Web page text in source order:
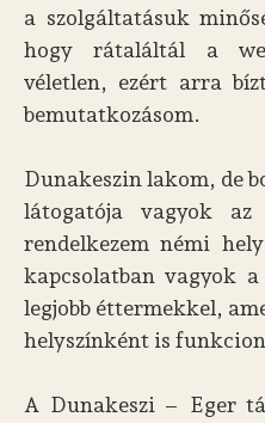
a szolgáltatásuk
hogy rátaláltál a
véletlen, ezért arra
bemutatkozásom.
Dunakeszin lakom, de
látogatója vagyok
rendelkezem némi
kapcsolatban vagyok
legjobb éttermekkel,
helyszínként is
A Dunakeszi – Eger